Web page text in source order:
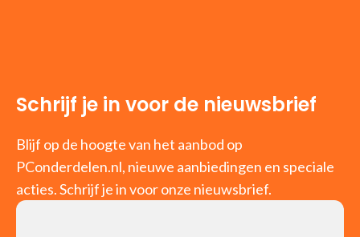
Schrijf je in voor de nieuwsbrief
Blijf op de hoogte van het aanbod op
PConderdelen.nl, nieuwe aanbiedingen en speciale
acties. Schrijf je in voor onze nieuwsbrief.